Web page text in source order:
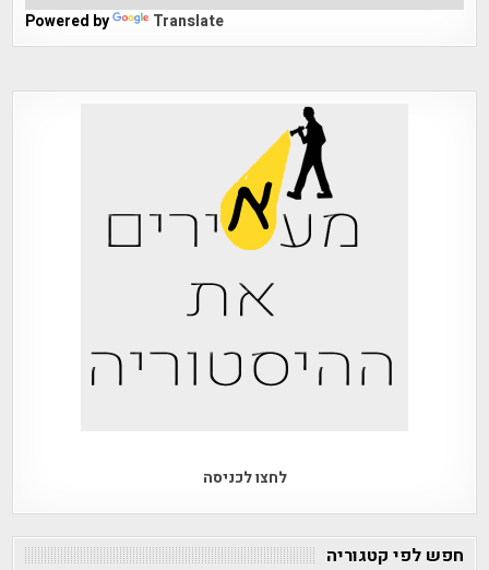
Powered by Translate
לחצו לכניסה
חפש לפי קטגוריה